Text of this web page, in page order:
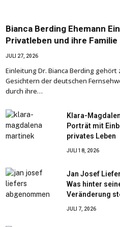
Bianca Berding Ehemann
Privatleben und ihre Familie
JULI 27, 2026
Einleitung Dr. Bianca Berding
Gesichtern der deutschen
durch ihre…
Klara-
Porträt mit
privates Leben
JULI 18, 2026
Jan Josef
Was hinter
Veränderung
JULI 7, 2026